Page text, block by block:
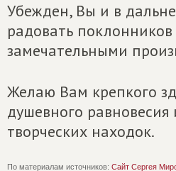
Убежден, Вы и в
радовать
замечательными
Желаю Вам крепкого
душевного
творческих находок.
По материалам источников: Сайт Сергея